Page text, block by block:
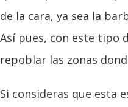
de la cara, ya sea la
Así pues, con este tipo
repoblar las zonas
Si consideras que esta